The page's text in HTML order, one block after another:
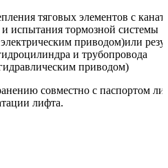
тяговых элементов с
испытания тормозной системы
приводом)или
и трубопровода
приводом)
совместно с паспортом
лифта.